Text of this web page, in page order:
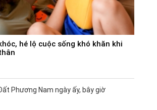
hé lộ cuộc sống khó khăn khi
Phương Nam ngày ấy, bây giờ